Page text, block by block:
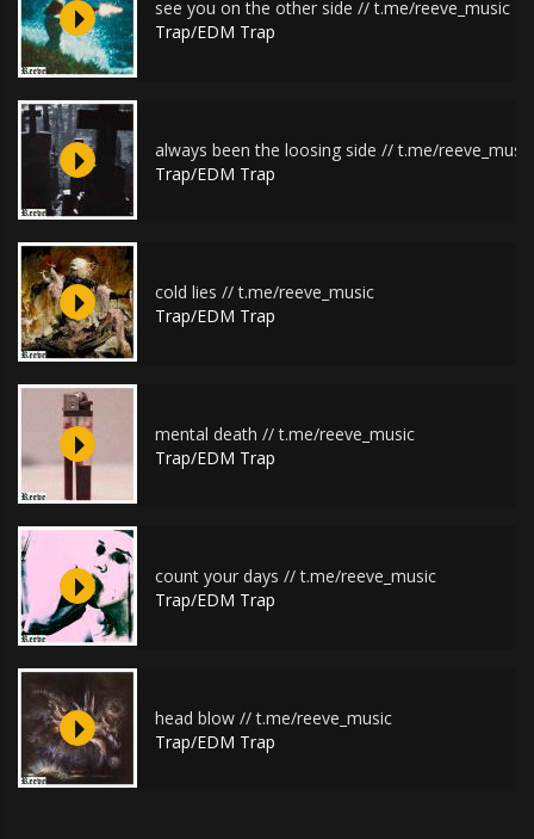
see you on the other side // t.me/reeve_music
Trap/EDM Trap
always been the loosing side // t.me/reeve_music
Trap/EDM Trap
cold lies // t.me/reeve_music
Trap/EDM Trap
mental death // t.me/reeve_music
Trap/EDM Trap
count your days // t.me/reeve_music
Trap/EDM Trap
head blow // t.me/reeve_music
Trap/EDM Trap